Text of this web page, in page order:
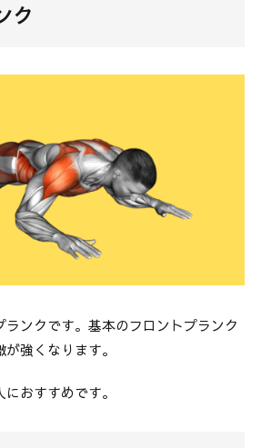
ク
ンクです。基本のフロントプランク
強くなります。
おすすめです。